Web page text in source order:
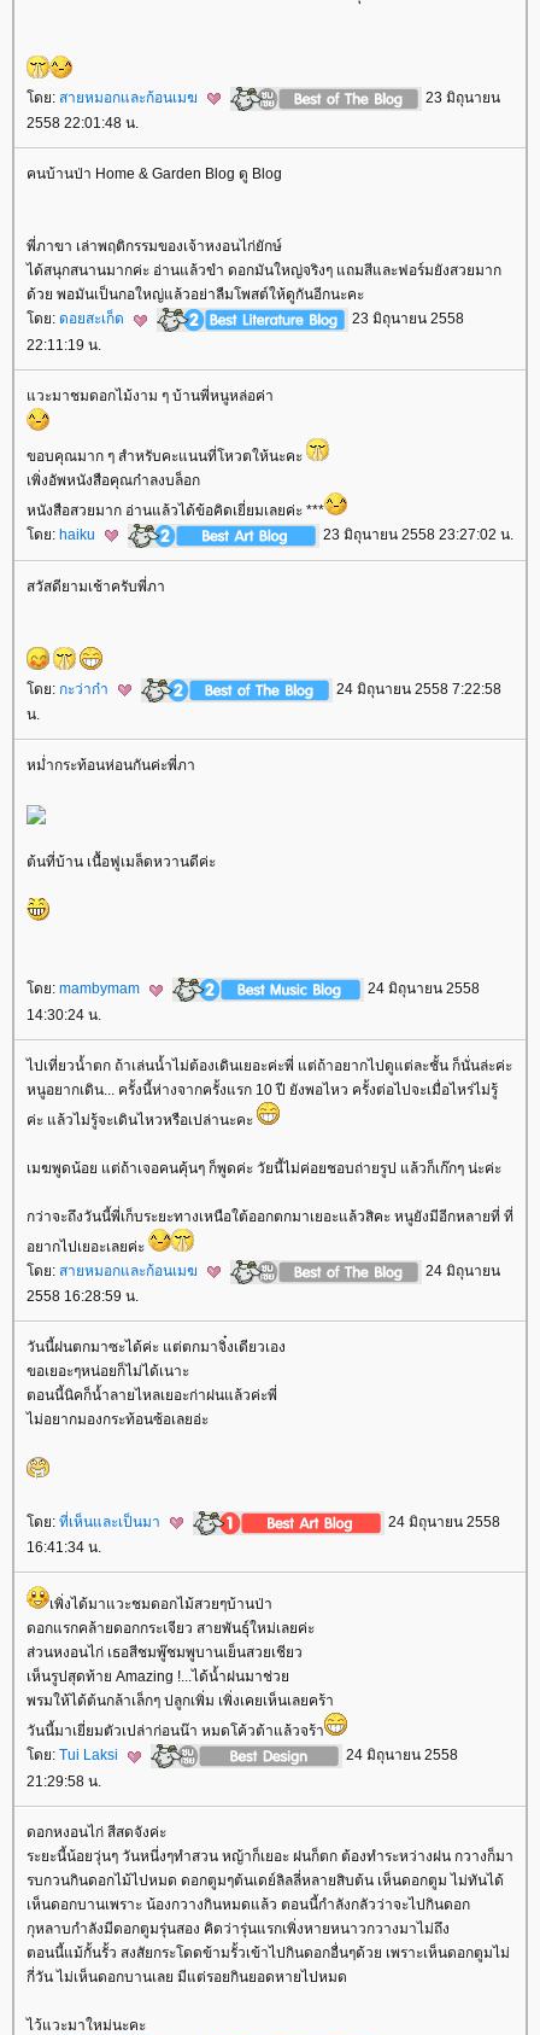
ดย: สายหมอกและก้อนเมฆ
23 มิถุนายน
2558 22:01:48 น.
คนบ้านป่า Home & Garden Blog ดู Blog
พี่ภาขา เล่าพฤติกรรมของเจ้าหงอนไก่ยักษ์
ได้สนุกสนานมากค่ะ อ่านแล้วขำ ดอกมันใหญ่จริงๆ แถมสีและฟอร์มยังสวยมาก
ด้วย พอมันเป็นกอใหญ่แล้วอย่าลืมโพสต์ให้ดูกันอีกนะคะ
ดย: ดอยสะเก็ด
23 มิถุนายน 2558
22:11:19 น.
วะมาชมดอกไม้งาม ๆ บ้านพี่หนูหล่อค่า
ขอบคุณมาก ๆ สำหรับคะแนนที่โหวตให้นะคะ
เพิ่งอัพหนังสือคุณก๋าลงบล็อก
หนังสือสวยมาก อ่านแล้วได้ข้อคิดเยี่ยมเลยค่ะ ***
ดย: haiku 23 มิถุนายน 2558 23:27:02 น.
สวัสดียามเช้าครับพี่ภา
ดย: กะว่าก๋า
24 มิถุนายน 2558 7:22:58
น.
หม่ำกระท้อนห่อนกันค่ะพี่ภา
ต้นที่บ้าน เนื้อฟูเมล็ดหวานดีค่ะ
ดย: mambymam
24 มิถุนายน 2558
14:30:24 น.
ไปเที่ยวน้ำตก ถ้าเล่นน้ำไม่ต้องเดินเยอะค่ะพี่ แต่ถ้าอยากไปดูแต่ละชั้น ก็นั่นล่ะค่ะ
หนูอยากเดิน... ครั้งนี้ห่างจากครั้งแรก 10 ปี ยังพอไหว ครั้งต่อไปจะเมื่อไหร่ไม่รู้
ค่ะ แล้วไม่รู้จะเดินไหวหรือเปล่านะคะ
เมฆพูดน้อย แต่ถ้าเจอคนคุ้นๆ ก็พูดค่ะ วัยนี้ไม่ค่อยชอบถ่ายรูป แล้วก็เก๊กๆ น่ะค่ะ
กว่าจะถึงวันนี้พี่เก็บระยะทางเหนือใต้ออกตกมาเยอะแล้วสิคะ หนูยังมีอีกหลายที่ ที่
อยากไปเยอะเลยค่ะ
ดย: สายหมอกและก้อนเมฆ
24 มิถุนายน
2558 16:28:59 น.
วันนี้ฝนตกมาซะได้ค่ะ แต่ตกมาจิ๋งเดียวเอง
ขอเยอะๆหน่อยก็ไม่ได้เนาะ
ตอนนี้นิคก็น้ำลายไหลเยอะก่าฝนแล้วค่ะพี่
ไม่อยากมองกระท้อนซ้อเลยอ่ะ
ดย: ที่เห็นและเป็นมา
24 มิถุนายน 2558
16:41:34 น.
เพิ่งได้มาแวะชมดอกไม้สวยๆบ้านป่า
ดอกแรกคล้ายดอกกระเจียว สายพันธุ์ใหม่เลยค่ะ
ส่วนหงอนไก่ เธอสีชมพู๊ชมพูบานเย็นสวยเชียว
เห็นรูปสุดท้าย Amazing !...ได้น้ำฝนมาช่ว
พรมให้ได้ต้นกล้าเล็กๆ ปลูกเพิ่ม เพิ่งเคยเห็นเลยคร้า
วันนี้มาเยี่ยมตัวเปล่าก่อนน๊า หมดโค้วต้าแล้วจร้า
ดย: Tui Laksi
24 มิถุนายน 2558
21:29:58 น.
ดอกหงอนไก่ สีสดจังค่ะ
ระยะนี้น้อยวุ่นๆ วันหนี่งๆทำสวน หญ้าก็เยอะ ฝนก็ตก ต้องทำระหว่างฝน กวางก็มา
รบกวนกินดอกไม้ไปหมด ดอกตูมๆต้นเดย์ลิลลี่หลายสิบต้น เห็นดอกตูม ไม่ทันได้
เห็นดอกบานเพราะ น้องกวางกินหมดแล้ว ตอนนี้กำลังกลัวว่าจะไปกินดอก
กุหลาบกำลังมีดอกตูมรุ่นสอง คิดว่ารุ่นแรกเพิ่งหายหนาวกวางมาไม่ถึง
ตอนนี้แม้กั้นรั้ว สงสัยกระโดดข้ามรั้วเข้าไปกินดอกอื่นๆด้วย เพราะเห็นดอกตูมไม่
กี่วัน ไม่เห็นดอกบานเลย มีแต่รอยกินยอดหายไปหมด
ไว้แวะมาใหม่นะคะ